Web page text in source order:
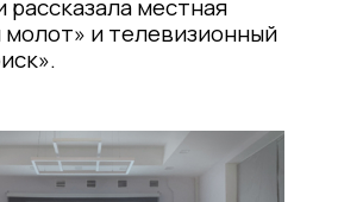
местная
молот» и телевизионный